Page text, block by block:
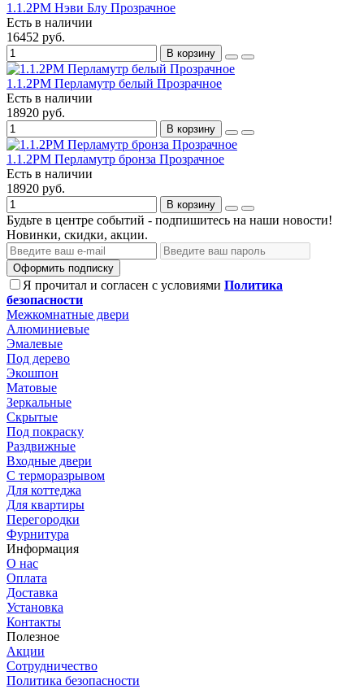
1.1.2PM Нэви Блу Прозрачное
Есть в наличии
16452 руб.
В корзину
1.1.2PM Перламутр белый Прозрачное
Есть в наличии
18920 руб.
В корзину
1.1.2PM Перламутр бронза Прозрачное
Есть в наличии
18920 руб.
В корзину
Будьте в центре событий - подпишитесь на наши новости!
Новинки, скидки, акции.
Оформить подписку
Я прочитал и согласен с условиями Политика
безопасности
Межкомнатные двери
Алюминиевые
Эмалевые
Под дерево
Экошпон
Матовые
Зеркальные
Скрытые
Под покраску
Раздвижные
Входные двери
С терморазрывом
Для коттеджа
Для квартиры
Перегородки
Фурнитура
Информация
О нас
Оплата
Доставка
Установка
Контакты
Полезное
Акции
Сотрудничество
Политика безопасности